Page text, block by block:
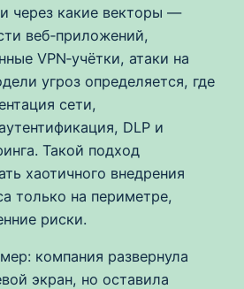
через какие векторы —
веб‑приложений,
VPN‑учётки, атаки на
угроз определяется, где
сети,
DLP и
Такой подход
хаотичного внедрения
только на периметре,
риски.
компания развернула
экран, но оставила